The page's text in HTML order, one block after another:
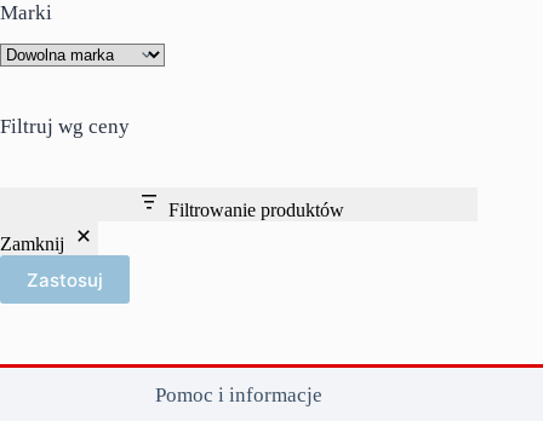
Marki
Filtruj wg ceny
Filtrowanie produktów
Zamknij
Zastosuj
Pomoc i informacje